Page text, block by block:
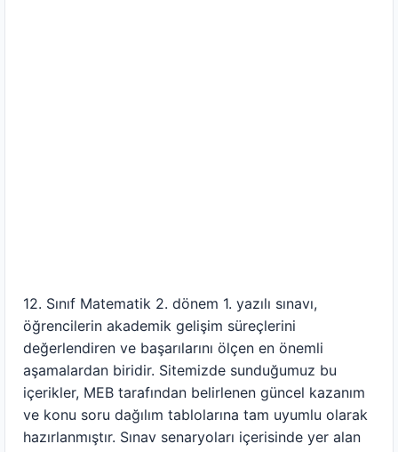
12. Sınıf Matematik 2. dönem 1. yazılı sınavı,
öğrencilerin akademik gelişim süreçlerini
değerlendiren ve başarılarını ölçen en önemli
aşamalardan biridir. Sitemizde sunduğumuz bu
içerikler, MEB tarafından belirlenen güncel kazanım
ve konu soru dağılım tablolarına tam uyumlu olarak
hazırlanmıştır. Sınav senaryoları içerisinde yer alan